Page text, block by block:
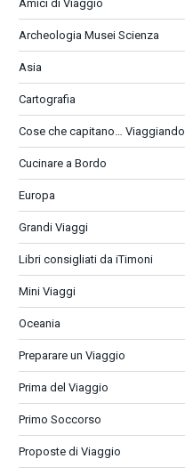
Amici di Viaggio
Archeologia Musei Scienza
Asia
Cartografia
Cose che capitano… Viaggiando
Cucinare a Bordo
Europa
Grandi Viaggi
Libri consigliati da iTimoni
Mini Viaggi
Oceania
Preparare un Viaggio
Prima del Viaggio
Primo Soccorso
Proposte di Viaggio